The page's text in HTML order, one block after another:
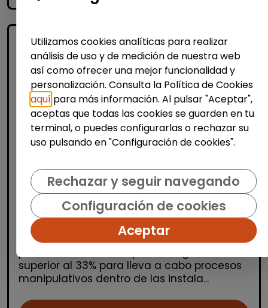
Logística, Almacén y Compras
Producción, Industria y Calidad
Operario/a de producción
(Azuqueca de Henares)
| España(Guadalajara)
OPERARIOS/AS DE PRODUCCIÓN Desde
Stylepack buscamos operarios de
superior al 33% para lleva a cabo procesos
manipulativos dentro de las instala...
Utilizamos cookies analíticas para realizar
análisis de uso y de medición de nuestra web
así como ofrecer una mejor funcionalidad y
personalización. Consulta la Política de Cookies
aquí para más información. Al pulsar "Aceptar",
aceptas que todas las cookies se guarden en tu
terminal, o puedes configurarlas o rechazar su
uso pulsando en "Configuración de cookies".
Rechazar y seguir navegando
Configuración de cookies
Aceptar